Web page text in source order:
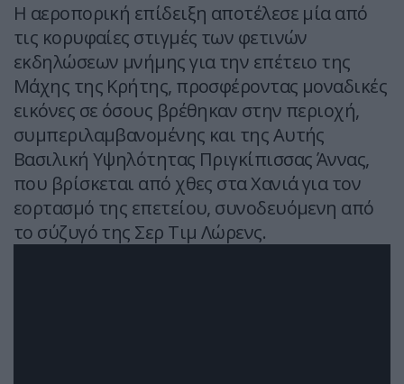
Η αεροπορική επίδειξη αποτέλεσε μία από
τις κορυφαίες στιγμές των φετινών
εκδηλώσεων μνήμης για την επέτειο της
Μάχης της Κρήτης, προσφέροντας μοναδικές
εικόνες σε όσους βρέθηκαν στην περιοχή,
συμπεριλαμβανομένης και της Αυτής
Βασιλική Υψηλότητας Πριγκίπισσας Άννας,
που βρίσκεται από χθες στα Χανιά για τον
εορτασμό της επετείου, συνοδευόμενη από
το σύζυγό της Σερ Τιμ Λώρενς.